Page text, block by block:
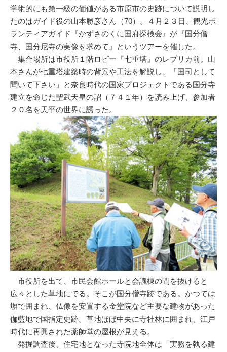
学術的にも第一級の価値がある市原市の史跡について説明し
たのはガイド役の山本勝彦さん（70）。４月２３日、観光ボ
ランティアガイド『かずさのくに国府探検会』が『国分僧
寺、国分尼寺の実像を求めて』というツアーを催した。
集合場所は市役所１階ロビー『七重塔』のレプリカ前。山
本さんが七重塔建築時の背景や工法を解説し、「国司として
聞いて下さい」と奈良時代の国家プロジェクトである国分寺
建立を命じた聖武天皇の詔（７４１年）を読み上げ、参加者
２０名を天平の世界に誘った。
市役所を出て、市民会館ホールと会議棟の間を抜けると
広々とした草地にでる。そこが国分僧寺跡である。かつては
塀で囲まれ、仏像を安置する金堂院など主要な建物があった
伽藍地で国指定史跡。草地ほぼ中央に寺社林に囲まれ、江戸
時代に再興された薬師堂の屋根が見える。
発掘調査後、住宅地となった寺院地全体は「実務を執る建